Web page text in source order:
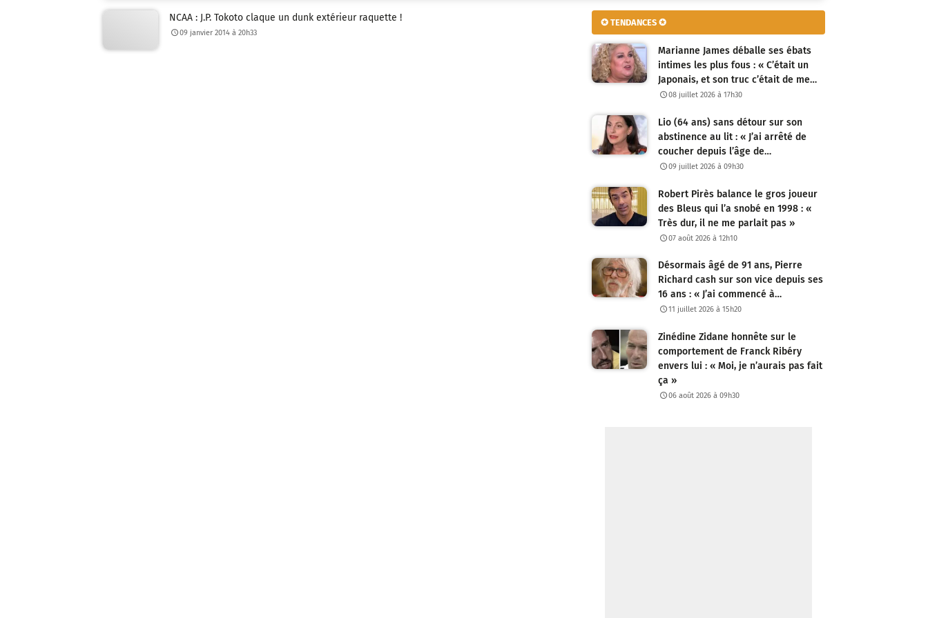
NCAA : J.P. Tokoto claque un dunk extérieur raquette !
09 janvier 2014 à 20h33
✪ TENDANCES ✪
Marianne James déballe ses ébats
intimes les plus fous : « C’était un
Japonais, et son truc c’était de me…
08 juillet 2026 à 17h30
Lio (64 ans) sans détour sur son
abstinence au lit : « J’ai arrêté de
coucher depuis l’âge de…
09 juillet 2026 à 09h30
Robert Pirès balance le gros joueur
des Bleus qui l’a snobé en 1998 : «
Très dur, il ne me parlait pas »
07 août 2026 à 12h10
Désormais âgé de 91 ans, Pierre
Richard cash sur son vice depuis ses
16 ans : « J’ai commencé à…
11 juillet 2026 à 15h20
Zinédine Zidane honnête sur le
comportement de Franck Ribéry
envers lui : « Moi, je n’aurais pas fait
ça »
06 août 2026 à 09h30